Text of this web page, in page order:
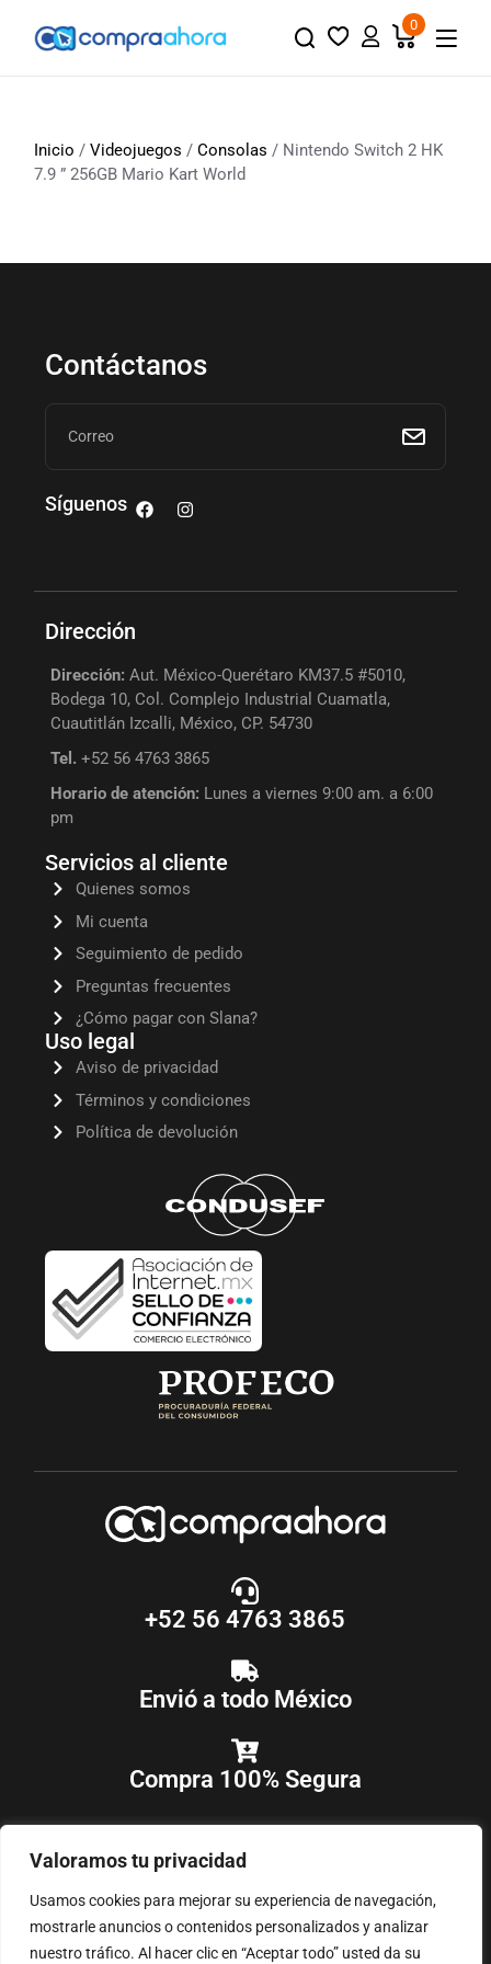
Valoramos tu privacidad
Usamos cookies para mejorar su experiencia de navegación,
mostrarle anuncios o contenidos personalizados y analizar
nuestro tráfico. Al hacer clic en “Aceptar todo” usted da su
0
Inicio /Videojuegos /Consolas / Nintendo Switch 2 HK
7.9 ” 256GB Mario Kart World
Contáctanos
Síguenos
Dirección
Dirección: Aut. México-Querétaro KM37.5 #5010,
Bodega 10, Col. Complejo Industrial Cuamatla,
Cuautitlán Izcalli, México, CP. 54730
Tel. +52 56 4763 3865
Horario de atención: Lunes a viernes 9:00 am. a 6:00
pm
Servicios al cliente
Quienes somos
Mi cuenta
Seguimiento de pedido
Preguntas frecuentes
¿Cómo pagar con Slana?
Uso legal
Aviso de privacidad
Términos y condiciones
Política de devolución
+52 56 4763 3865
Envió a todo México
Compra 100% Segura
COPYRIGHT © 2018-2025COMPRAAHORA, TODOS LOS DERECHOS